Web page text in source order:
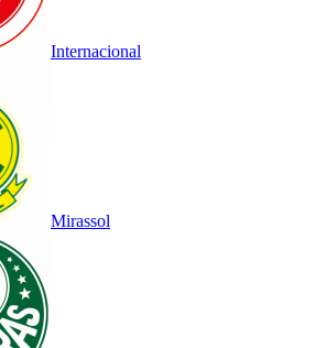
Internacional
Mirassol